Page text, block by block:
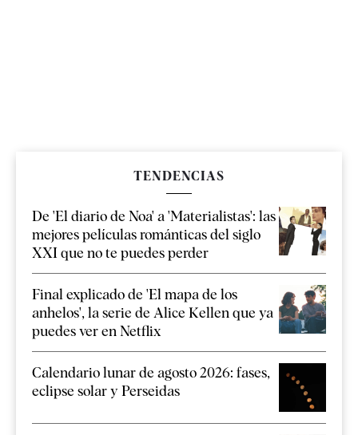
TENDENCIAS
De 'El diario de Noa' a 'Materialistas': las
mejores películas románticas del siglo
XXI que no te puedes perder
Final explicado de 'El mapa de los
anhelos', la serie de Alice Kellen que ya
puedes ver en Netflix
Calendario lunar de agosto 2026: fases,
eclipse solar y Perseidas